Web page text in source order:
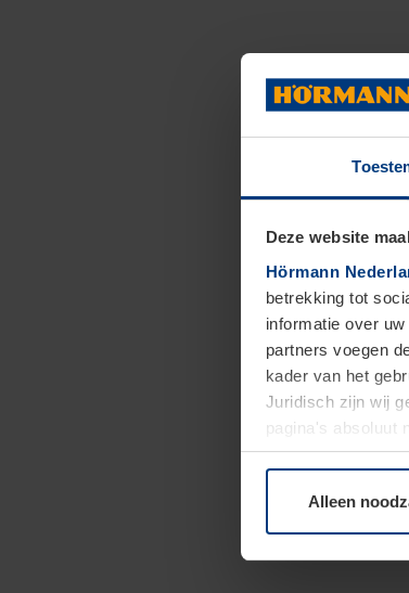
Deze website
Hörmann
betrekking tot
informatie over
partners voegen
kader van het
Juridisch zijn wij
pagina's absoluut
elk moment bij de
Alleen